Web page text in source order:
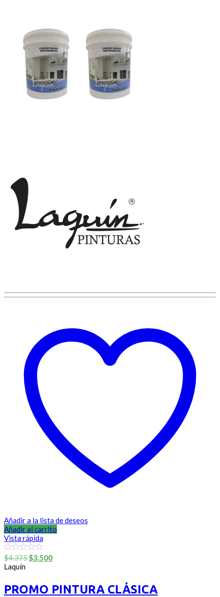
Añadir a la lista de deseos
Añadir al carrito
Vista rápida
0
out
of
$4.375El
era:
$4.375.
$3.500El
es:
$3.500.
Laquín
PROMO PINTURA CLÁSICA